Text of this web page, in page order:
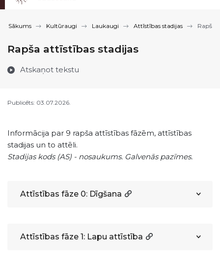
Sākums Kultūraugi Laukaugi Attīstības stadijas Rapša
Rapša attīstības stadijas
Atskaņot tekstu
Publicēts: 03.07.2026.
Informācija par 9 rapša attīstības fāzēm, attīstības
stadijas un to attēli.
Stadijas kods (AS) - nosaukums. Galvenās pazīmes.
Attīstības fāze 0: Dīgšana
Attīstības fāze 1: Lapu attīstība